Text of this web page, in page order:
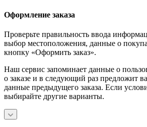
Оформление заказа
Проверьте правильность ввода
выбор местоположения, данные о
кнопку «Оформить заказ».
Наш сервис запоминает данные о
о заказе и в следующий раз предложит
данные предыдущего заказа. Если
выбирайте другие варианты.